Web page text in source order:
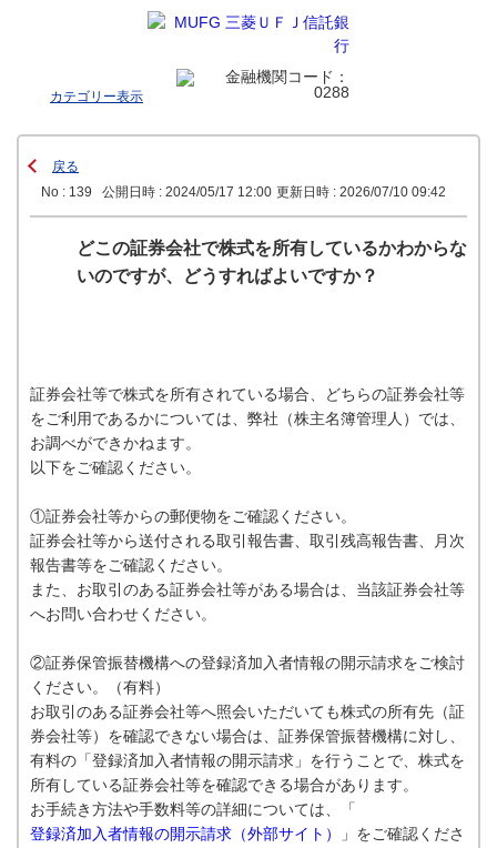
カテゴリー表示
戻る
No : 139
公開日時 : 2024/05/17 12:00 更新日時 : 2026/07/10 09:42
どこの証券会社で株式を所有しているかわからな
いのですが、どうすればよいですか？
証券会社等で株式を所有されている場合、どちらの証券会社等
をご利用であるかについては、弊社（株主名簿管理人）では、
お調べができかねます。
以下をご確認ください。
①証券会社等からの郵便物をご確認ください。
証券会社等から送付される取引報告書、取引残高報告書、月次
報告書等をご確認ください。
また、お取引のある証券会社等がある場合は、当該証券会社等
へお問い合わせください。
②証券保管振替機構への登録済加入者情報の開示請求をご検討
ください。（有料）
お取引のある証券会社等へ照会いただいても株式の所有先（証
券会社等）を確認できない場合は、証券保管振替機構に対し、
有料の「登録済加入者情報の開示請求」を行うことで、株式を
所有している証券会社等を確認できる場合があります。
お手続き方法や手数料等の詳細については、「
登録済加入者情報の開示請求（外部サイト）
」をご確認くださ